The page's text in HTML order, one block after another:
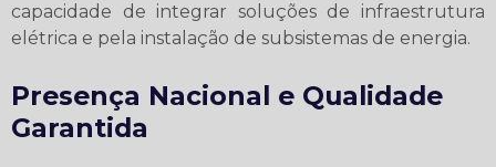
capacidade de integrar soluções de infraestrutura
elétrica e pela instalação de subsistemas de energia.
Presença Nacional e Qualidade
Garantida